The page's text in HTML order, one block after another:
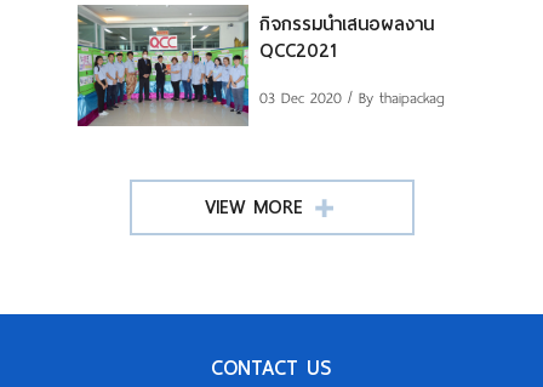
กิจกรรมนำเสนอผลงาน
QCC2021
03 Dec 2020 / By thaipackag
VIEW MORE
CONTACT US